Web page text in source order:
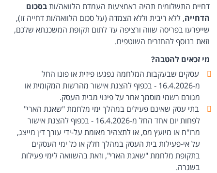
דחיית התשלומים תהיה באמצעות העמדת הלוואה/ותבסכום
הדחייה, ללא ריבית וללא הצמדה (על סכום הלוואה/ות דחייה זו),
שייפרעו בפריסה שווה ורציפה עד לתום תקופת המשכנתא שלכם,
וזאת בנוסף להחזרים השוטפים.
מי זכאים להטבה?
עסקים שבעקבות המלחמה נפגעו פיזית או פונו החל
מ-16.4.2026 - בכפוף להצגת אישור מהרשות המקומית או
מגורם רשמי מוסמך אחר על פינוי מבית העסק.
בתי עסק שאינם פעילים במהלך ימי מלחמת "שאגת הארי"
לפחות יום אחד החל מ-16.4.2026 - בכפוף להצגת אישור
מרו"ח או מיועץ מס, או לתצהיר מאומת על-ידי עורך דין מייצג,
על אי-פעילות בית העסק במהלך חלק או כל ימי העסקים
בתקופת מלחמת "שאגת הארי", וזאת בהשוואה לימי פעילות
בשגרה.